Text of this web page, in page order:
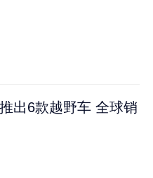
出6款越野车 全球销